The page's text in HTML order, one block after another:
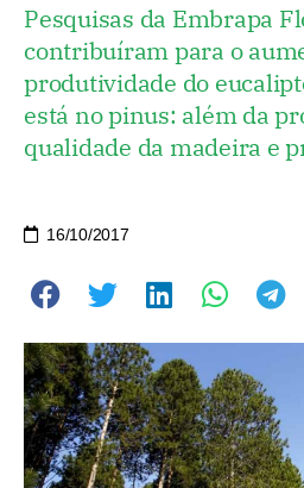
Pesquisas da Embrapa
contribuíram para o
produtividade do
está no pinus: além da
qualidade da madeira e
16/10/2017